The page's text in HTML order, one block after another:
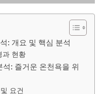
: 개요 및 핵심 분석
과 현황
: 즐거운 온천욕을 위
요건